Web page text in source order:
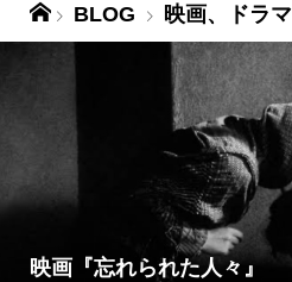
BLOG 映画、ドラマ
映画『忘れられた人々』